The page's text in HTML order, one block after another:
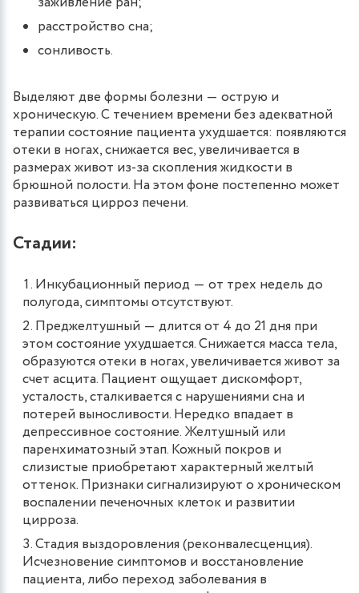
расстройство сна;
сонливость.
Выделяют две формы болезни ― острую и
хроническую. С течением времени без адекватной
терапии состояние пациента ухудшается: появляются
отеки в ногах, снижается вес, увеличивается в
размерах живот из-за скопления жидкости в
брюшной полости. На этом фоне постепенно может
развиваться цирроз печени.
Стадии:
Инкубационный период ― от трех недель до
полугода, симптомы отсутствуют.
Преджелтушный ― длится от 4 до 21 дня при
этом состояние ухудшается. Снижается масса тела,
образуются отеки в ногах, увеличивается живот за
счет асцита. Пациент ощущает дискомфорт,
усталость, сталкивается с нарушениями сна и
потерей выносливости. Нередко впадает в
депрессивное состояние. Желтушный или
паренхиматозный этап. Кожный покров и
слизистые приобретают характерный желтый
оттенок. Признаки сигнализируют о хроническом
воспалении печеночных клеток и развитии
цирроза.
Стадия выздоровления (реконвалесценция).
Исчезновение симптомов и восстановление
пациента, либо переход заболевания в